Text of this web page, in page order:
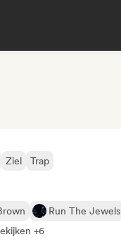
Ziel Trap
Run The Jewels
+6